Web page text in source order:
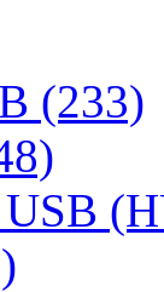
(233)
USB